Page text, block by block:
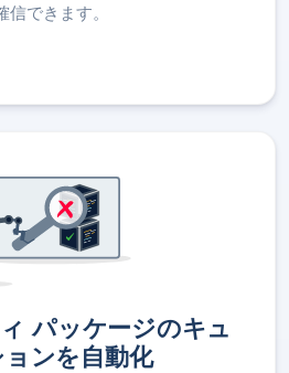
できます。
パッケージのキュ
ンを自動化